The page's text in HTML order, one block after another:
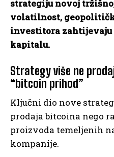
strategiju novoj
volatilnost,
investitora
kapitalu.
Strategy više ne
“bitcoin prihod”
Ključni dio nove
prodaja bitcoina nego
proizvoda temeljenih
kompanije.